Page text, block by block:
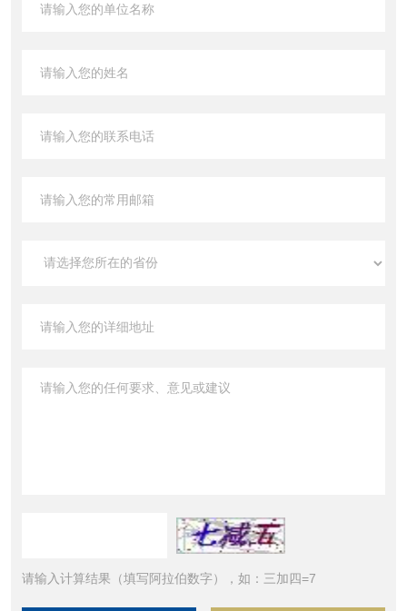
请输入计算结果（填写阿拉伯数字），如：三加四=7